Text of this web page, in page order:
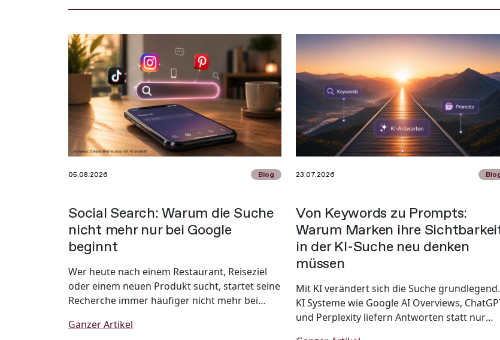
05.08.2026 Blog
Social Search: Warum die Suche
nicht mehr nur bei Google
beginnt
Wer heute nach einem Restaurant, Reiseziel
oder einem neuen Produkt sucht, startet seine
Recherche immer häufiger nicht mehr bei
oder Pinterest. Social Media hat sich längst
Ganzer Artikel
23.07.2026
Von Keywords zu Prompts:
Warum Marken ihre
in der KI-Suche neu denken
müssen
Mit KI verändert sich die Suche grundlegend.
KI Systeme wie Google AI Overviews,
und Perplexity liefern Antworten statt nur